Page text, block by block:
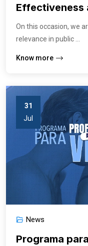
Effectiveness
On this occasion, we
relevance in public ...
Know more
31
Jul
News
Programa